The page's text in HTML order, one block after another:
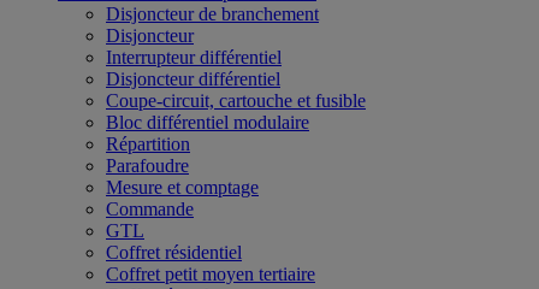
Disjoncteur de branchement
Disjoncteur
Interrupteur différentiel
Disjoncteur différentiel
Coupe-circuit, cartouche et fusible
Bloc différentiel modulaire
Répartition
Parafoudre
Mesure et comptage
Commande
GTL
Coffret résidentiel
Coffret petit moyen tertiaire